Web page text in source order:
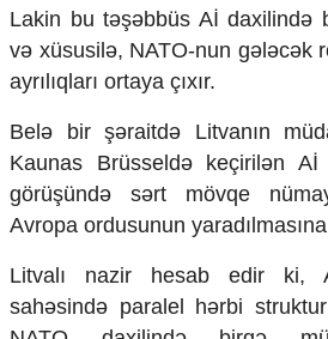
Podcast
Humanitar
Mədəniyyət
Diaspor
Yüksəliş hekayəsi
Mədəniyyətimizin Zəfəri
Zəfər Diasporu
Səhiyyə
Ailə və uşaq
Turizm
Lakin bu təşəbbüs Aİ daxilində
və xüsusilə, NATO-nun gələcək
ayrılıqları ortaya çıxır.
Belə bir şəraitdə Litvanın
Kaunas Brüsseldə keçirilən Aİ
görüşündə sərt mövqe
Avropa ordusunun yaradılmasına
Litvalı nazir hesab edir ki,
sahəsində paralel hərbi